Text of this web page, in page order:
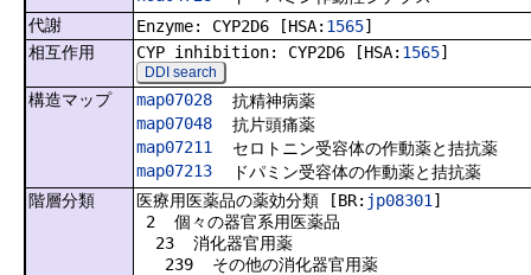
代謝
Enzyme: CYP2D6 [HSA: 1565]
相互作用
CYP inhibition: CYP2D6 [HSA: 1565]
DDI search
構造マップ map07028
抗精神病薬
map07048
抗片頭痛薬
map07211
セロトニン受容体の作動薬と拮抗薬
map07213
ドパミン受容体の作動薬と拮抗薬
階層分類
医療用医薬品の薬効分類 [BR: jp08301 ]
2 個々の器官系用医薬品
23 消化器官用薬
239 その他の消化器官用薬